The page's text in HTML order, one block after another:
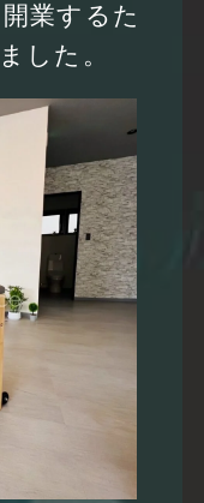
業するた
した。